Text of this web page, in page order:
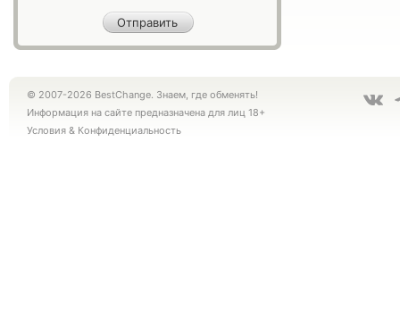
© 2007-2026 BestChange. Знаем, где обменять!
Информация на сайте предназначена для лиц 18+
Условия & Конфиденциальность